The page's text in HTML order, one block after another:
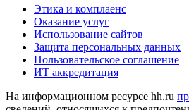
Этика и комплаенс
Оказание услуг
Использование сайтов
Защита персональных данных
Пользовательское соглашение
ИТ аккредитация
На информационном ресурсе hh.ru